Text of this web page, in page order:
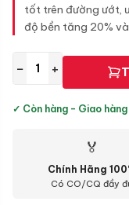
tốt trên đường ướt,
độ bền tăng 20%
− +
✓ Còn hàng - Giao hàng
🏅
Chính Hãng
Có CO/CQ đầy